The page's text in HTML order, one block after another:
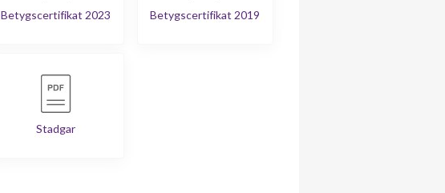
Betygscertifikat 2023 Betygscertifikat 2019
Stadgar